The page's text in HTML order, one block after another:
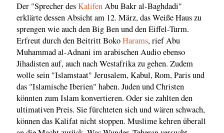
Der "Sprecher desKalifenAbu Bakr al-Baghdadi"
erklärte dessen Absicht am 12. März, das Weiße Haus zu
sprengen wie auch den Big Ben und den Eiffel-Turm.
Erfreut durch den Beitritt BokoHarams, rief Abu
Muhammad al-Adnani im arabischen Audio ebenso
Jihadisten auf, auch nach Westafrika zu gehen. Zudem
wolle sein "Islamstaat" Jerusalem, Kabul, Rom, Paris und
das "Islamische Iberien" haben. Juden und Christen
könnten zum Islam konvertieren. Oder sie zahlten den
ultimativen Preis. Sie fürchteten sich und wären schwach,
können das Kalifat nicht stoppen. Muslime kehren überall